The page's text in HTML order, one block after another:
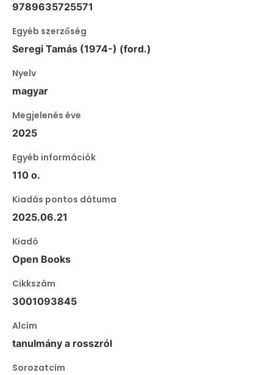
9789635725571
Egyéb szerzőség
Seregi Tamás (1974-) (ford.)
Nyelv
magyar
Megjelenés éve
2025
Egyéb információk
110 o.
Kiadás pontos dátuma
2025.06.21
Kiadó
Open Books
Cikkszám
3001093845
Alcím
tanulmány a rosszról
Sorozatcím